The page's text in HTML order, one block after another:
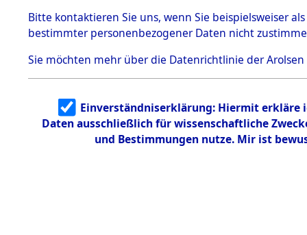
5.3.1 Alliierte
Erhebungen
zu
Todesmärsch
en
5.3.2
Identifizierun
g
5.3.3
Todesmärsch
Bitte kontaktieren Sie uns, wenn Sie beispielsweiser
bestimmter personenbezogener Daten nicht
Sie möchten mehr über die Datenrichtlinie der Arolsen
Einverständniserklärung: Hiermit erkläre
Daten ausschließlich für wissenschaftliche
und Bestimmungen nutze. Mir ist